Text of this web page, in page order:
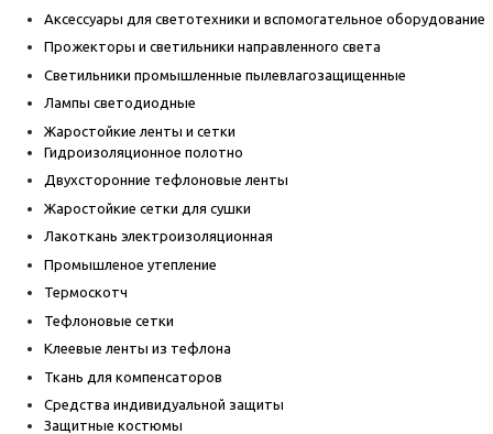
Аксессуары для светотехники и вспомогательное оборудование
Прожекторы и светильники направленного света
Светильники промышленные пылевлагозащищенные
Лампы светодиодные
Жаростойкие ленты и сетки
Гидроизоляционное полотно
Двухсторонние тефлоновые ленты
Жаростойкие сетки для сушки
Лакоткань электроизоляционная
Промышленое утепление
Термоскотч
Тефлоновые сетки
Клеевые ленты из тефлона
Ткань для компенсаторов
Средства индивидуальной защиты
Защитные костюмы